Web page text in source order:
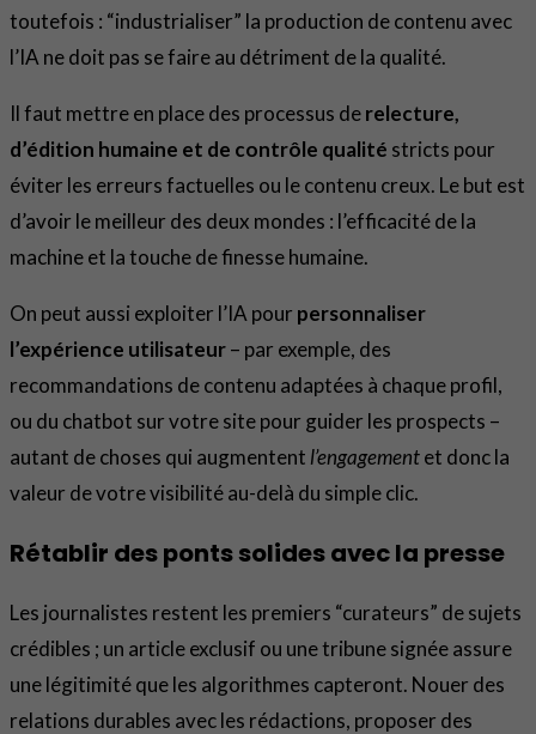
toutefois : “industrialiser” la production de contenu avec
l’IA ne doit pas se faire au détriment de la qualité.
Il faut mettre en place des processus derelecture,
d’édition humaine et de contrôle qualité stricts pour
éviter les erreurs factuelles ou le contenu creux. Le but est
d’avoir le meilleur des deux mondes : l’efficacité de la
machine et la touche de finesse humaine.
On peut aussi exploiter l’IA pour personnaliser
l’expérience utilisateur– par exemple, des
recommandations de contenu adaptées à chaque profil,
ou du chatbot sur votre site pour guider les prospects –
autant de choses qui augmentent l’engagementet donc la
valeur de votre visibilité au-delà du simple clic.
Rétablir des ponts solides avec la presse
Les journalistes restent les premiers “curateurs” de sujets
crédibles ; un article exclusif ou une tribune signée assure
une légitimité que les algorithmes capteront. Nouer des
relations durables avec les rédactions, proposer des